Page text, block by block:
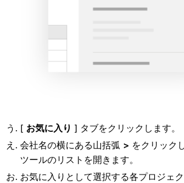
[ お気に入り ] タブをクリックします。
会社名の横にある山括弧 > をクリック
ツールのリストを開きます。
お気に入りとして選択する各プロジェ